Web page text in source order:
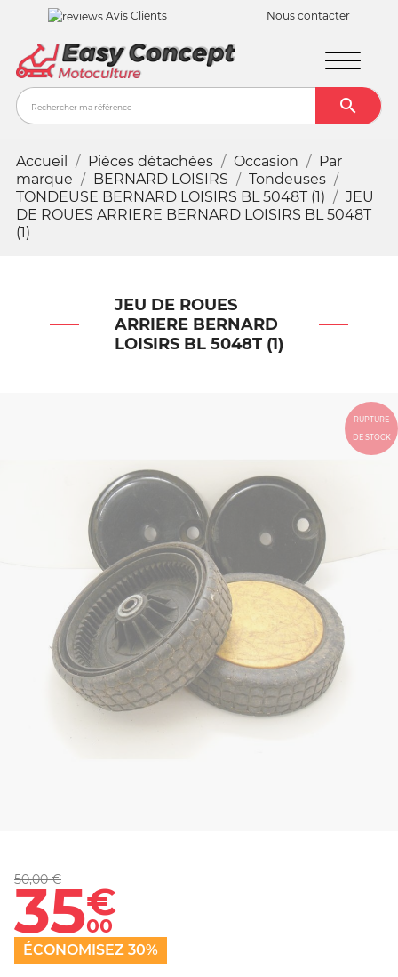
Avis Clients Nous contacter

Accueil Pièces détachées Occasion
Par
marque
BERNARD LOISIRS
Tondeuses
TONDEUSE BERNARD LOISIRS BL 5048T (1)
JEU
DE ROUES ARRIERE BERNARD LOISIRS BL 5048T
(1)
JEU DE ROUES
ARRIERE BERNARD
LOISIRS BL 5048T (1)
RUPTURE
DE STOCK
50,00 €
35€
00
ÉCONOMISEZ 30%